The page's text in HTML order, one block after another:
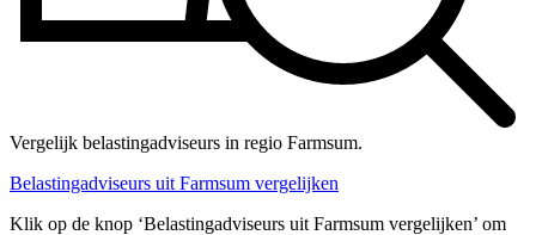
Vergelijk belastingadviseurs in regio Farmsum.
Belastingadviseurs uit Farmsum vergelijken
Klik op de knop ‘Belastingadviseurs uit Farmsum vergelijken’ om